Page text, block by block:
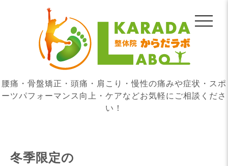
腰痛・骨盤矯正・頭痛・肩こり・慢性の痛みや症状・スポ
ーツパフォーマンス向上・ケアなどお気軽にご相談くださ
い！
冬季限定の